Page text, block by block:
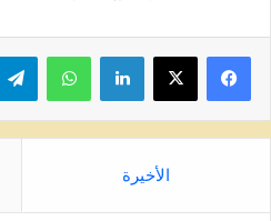
لينكدإن واتساب
الأخيرة